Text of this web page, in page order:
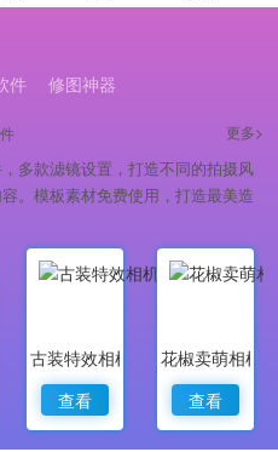
件 修图神器
更多>
多款滤镜设置，打造不同的拍摄风
。模板素材免费使用，打造最美造
古装特效相机
查看
花椒卖萌相机
查看